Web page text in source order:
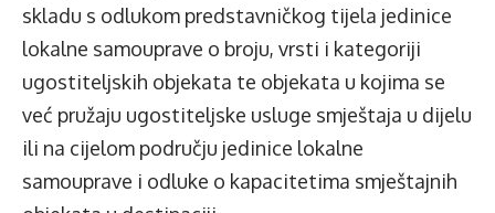
skladu s odlukom predstavničkog tijela jedinice
lokalne samouprave o broju, vrsti i kategoriji
ugostiteljskih objekata te objekata u kojima se
već pružaju ugostiteljske usluge smještaja u dijelu
ili na cijelom području jedinice lokalne
samouprave i odluke o kapacitetima smještajnih